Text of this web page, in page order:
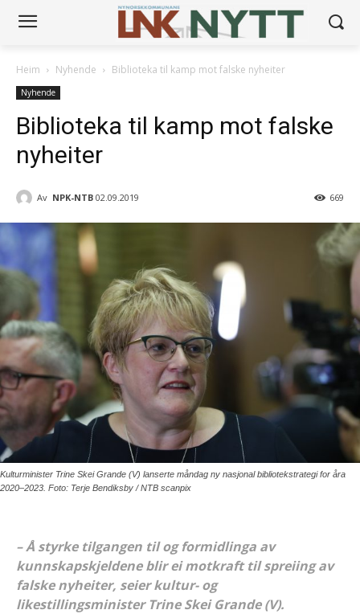
Heim Nyhende Biblioteka til kamp mot falske nyheiter
Nyhende
Biblioteka til kamp mot falske
nyheiter
Av NPK-NTB 02.09.2019 669
Kulturminister Trine Skei Grande (V) lanserte måndag ny nasjonal bibliotekstrategi for åra
2020–2023. Foto: Terje Bendiksby / NTB scanpix
– Å styrke tilgangen til og formidlinga av
kunnskapskjeldene blir ei motkraft til spreiing av
falske nyheiter, seier kultur- og
likestillingsminister Trine Skei Grande (V).